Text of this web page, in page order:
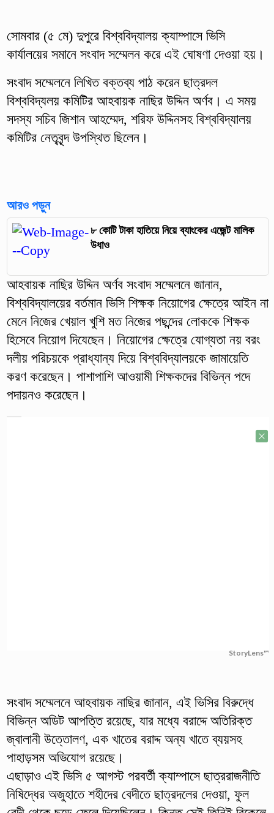
সোমবার (৫ মে) দুপুরে বিশ্ববিদ্যালয় ক্যাম্পাসে ভিসি
কার্যালয়ের সমানে সংবাদ সম্মেলন করে এই ঘোষণা দেওয়া হয়।
সংবাদ সম্মেলনে লিখিত বক্তব্য পাঠ করেন ছাত্রদল
বিশ্ববিদ্যলয় কমিটির আহবায়ক নাছির উদ্দিন অর্ণব। এ সময়
সদস্য সচিব জিশান আহম্মেদ, শরিফ উদ্দিনসহ বিশ্ববিদ্যালয়
কমিটির নেতৃবৃন্দ উপস্থিত ছিলেন।
আরও পড়ুন
৮ কোটি টাকা হাতিয়ে নিয়ে ব্যাংকের এজেন্ট মালিক
উধাও
আহবায়ক নাছির উদ্দিন অর্ণব সংবাদ সম্মেলনে জানান,
বিশ্ববিদ্যালয়ের বর্তমান ভিসি শিক্ষক নিয়োগের ক্ষেত্রে আইন না
মেনে নিজের খেয়াল খুশি মত নিজের পছন্দের লোককে শিক্ষক
হিসেবে নিয়োগ দিযেছেন। নিয়োগের ক্ষেত্রে যোগ্যতা নয় বরং
দলীয় পরিচয়কে প্রাধ্যান্য দিয়ে বিশ্ববিদ্যালয়কে জামায়েতি
করণ করেছেন। পাশাপাশি আওয়ামী শিক্ষকদের বিভিন্ন পদে
পদায়নও করেছেন।
StoryLens™
সংবাদ সম্মেলনে আহবায়ক নাছির জানান, এই ভিসির বিরুদ্ধে
বিভিন্ন অডিট আপত্তি রয়েছে, যার মধ্যে বরাদ্দে অতিরিক্ত
জ্বালানী উত্তোলণ, এক খাতের বরাদ্দ অন্য খাতে ব্যয়সহ
পাহাড়সম অভিযোগ রয়েছে।
এছাড়াও এই ভিসি ৫ আগস্ট পরবর্তী ক্যাম্পাসে ছাত্ররাজনীতি
নিষিদ্ধের অজুহাতে শহীদের বেদীতে ছাত্রদলের দেওয়া, ফুল